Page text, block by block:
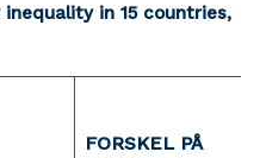
in 15 countries,
FORSKEL PÅ